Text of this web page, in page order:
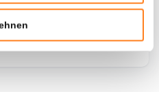
Daten seit
wurde